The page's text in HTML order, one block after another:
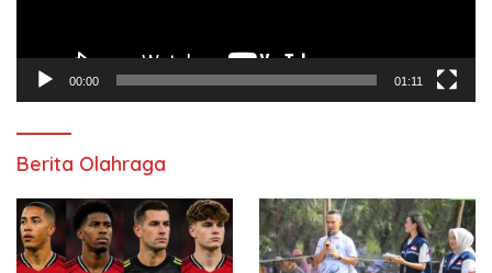
00:00 01:11
Berita Olahraga